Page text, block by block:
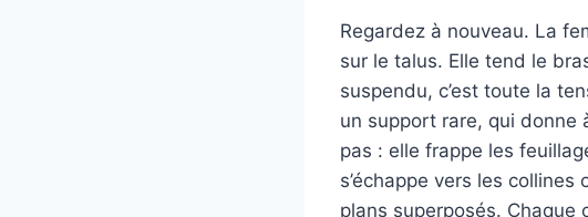
Regardez à nouveau. La
sur le talus. Elle tend le
suspendu, c’est toute la
un support rare, qui donne
pas : elle frappe les
s’échappe vers les
plans superposés. Chaque